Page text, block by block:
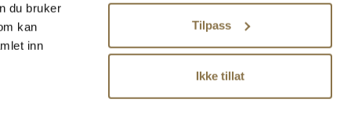
du bruker
kan
inn
Tilpass
Ikke tillat